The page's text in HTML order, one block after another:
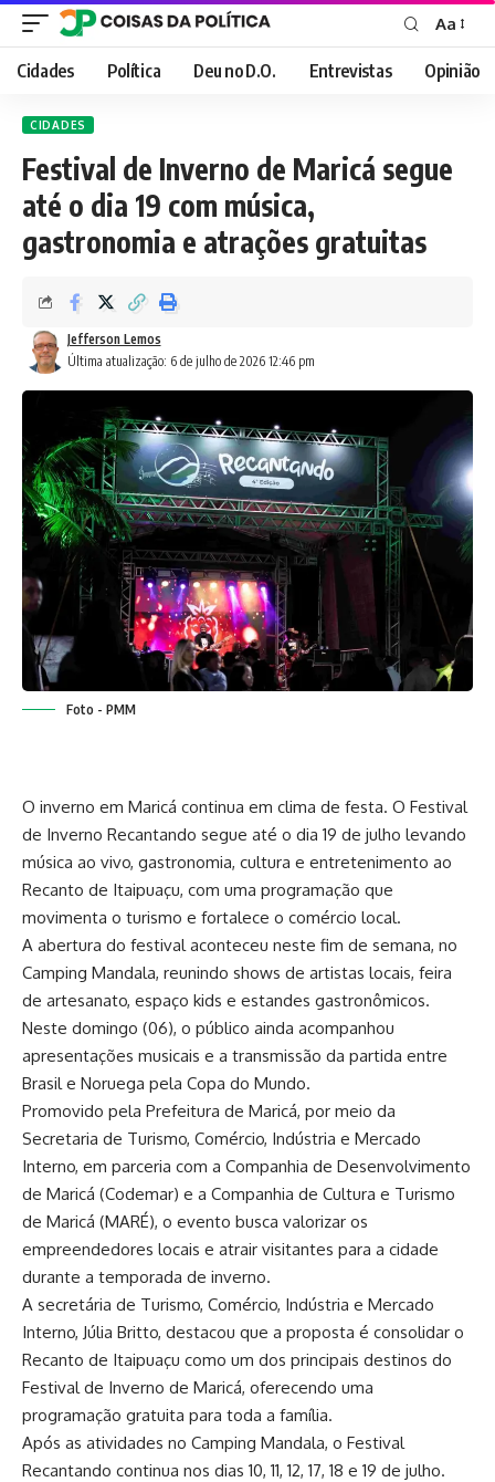
Font
Resizer
Aa
Cidades Política Deu no D.O. Entrevistas Opinião
CIDADES
Festival de Inverno de Maricá segue
até o dia 19 com música,
gastronomia e atrações gratuitas
Última atualização: 6 de julho de 2026 12:46 pm
Jefferson Lemos
Foto - PMM
O inverno em Maricá continua em clima de festa. O Festival
de Inverno Recantando segue até o dia 19 de julho levando
música ao vivo, gastronomia, cultura e entretenimento ao
Recanto de Itaipuaçu, com uma programação que
movimenta o turismo e fortalece o comércio local.
A abertura do festival aconteceu neste fim de semana, no
Camping Mandala, reunindo shows de artistas locais, feira
de artesanato, espaço kids e estandes gastronômicos.
Neste domingo (06), o público ainda acompanhou
apresentações musicais e a transmissão da partida entre
Brasil e Noruega pela Copa do Mundo.
Promovido pela Prefeitura de Maricá, por meio da
Secretaria de Turismo, Comércio, Indústria e Mercado
Interno, em parceria com a Companhia de Desenvolvimento
de Maricá (Codemar) e a Companhia de Cultura e Turismo
de Maricá (MARÉ), o evento busca valorizar os
empreendedores locais e atrair visitantes para a cidade
durante a temporada de inverno.
A secretária de Turismo, Comércio, Indústria e Mercado
Interno, Júlia Britto, destacou que a proposta é consolidar o
Recanto de Itaipuaçu como um dos principais destinos do
Festival de Inverno de Maricá, oferecendo uma
programação gratuita para toda a família.
Após as atividades no Camping Mandala, o Festival
Recantando continua nos dias 10, 11, 12, 17, 18 e 19 de julho.